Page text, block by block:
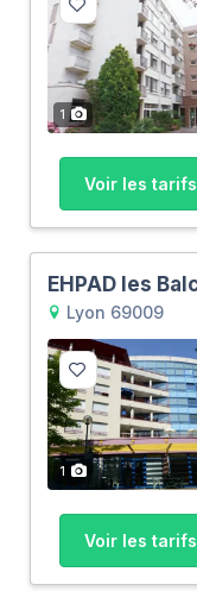
1
Voir les tarifs
EHPAD les
Lyon 69009
1
Voir les tarifs